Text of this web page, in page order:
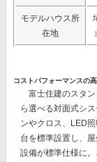
モデルハウス所
在地
コストパフォーマンスの
富士住建のスタン
ら選べる対面式シ
ンやクロス、LED照
台を標準設置し、
設備が標準仕様に